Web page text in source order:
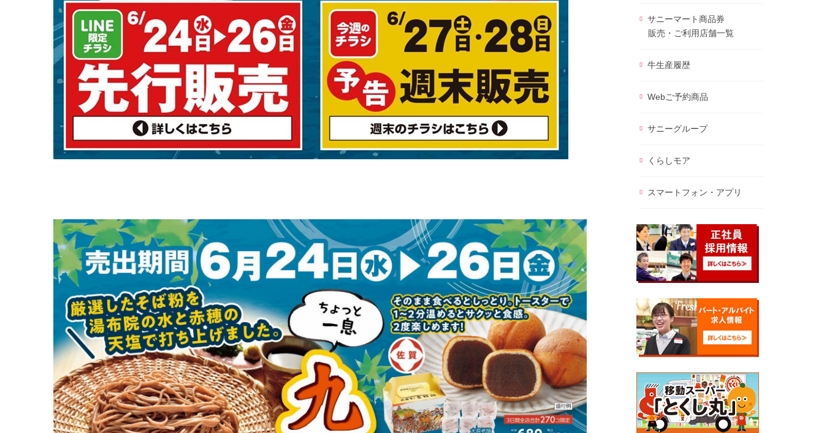
サニーマート商品券
販売・ご利用店舗一覧
牛生産履歴
Webご予約商品
サニーグループ
くらしモア
スマートフォン・アプリ